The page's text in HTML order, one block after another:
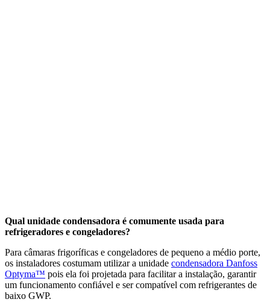
Qual unidade condensadora é comumente usada para
refrigeradores e congeladores?
Para câmaras frigoríficas e congeladores de pequeno a médio porte,
os instaladores costumam utilizar a unidade condensadora Danfoss
Optyma™ pois ela foi projetada para facilitar a instalação, garantir
um funcionamento confiável e ser compatível com refrigerantes de
baixo GWP.